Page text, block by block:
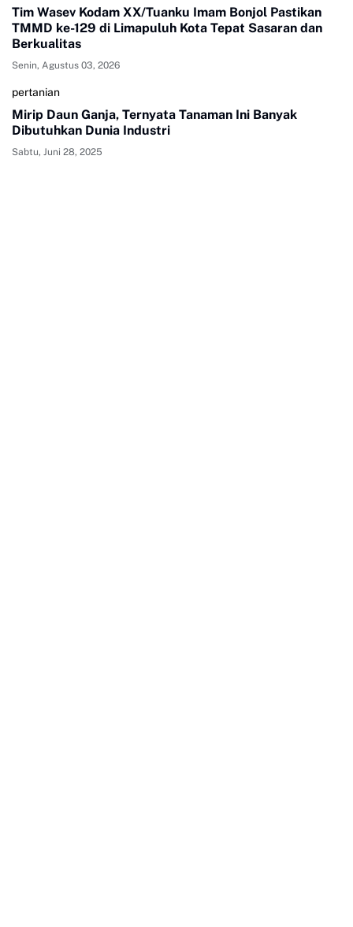
Tim Wasev Kodam XX/Tuanku Imam Bonjol Pastikan
TMMD ke-129 di Limapuluh Kota Tepat Sasaran dan
Berkualitas
Senin, Agustus 03, 2026
pertanian
Mirip Daun Ganja, Ternyata Tanaman Ini Banyak
Dibutuhkan Dunia Industri
Sabtu, Juni 28, 2025